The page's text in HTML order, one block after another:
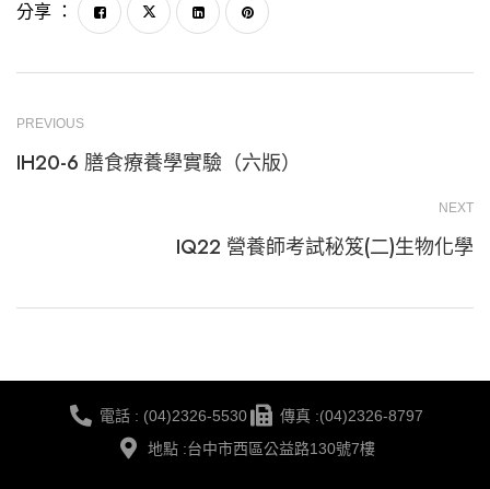
分享 ：
PREVIOUS
IH20-6 膳食療養學實驗（六版）
NEXT
IQ22 營養師考試秘笈(二)生物化學
電話 : (04)2326-5530
傳真 :(04)2326-8797
地點 :台中市西區公益路130號7樓